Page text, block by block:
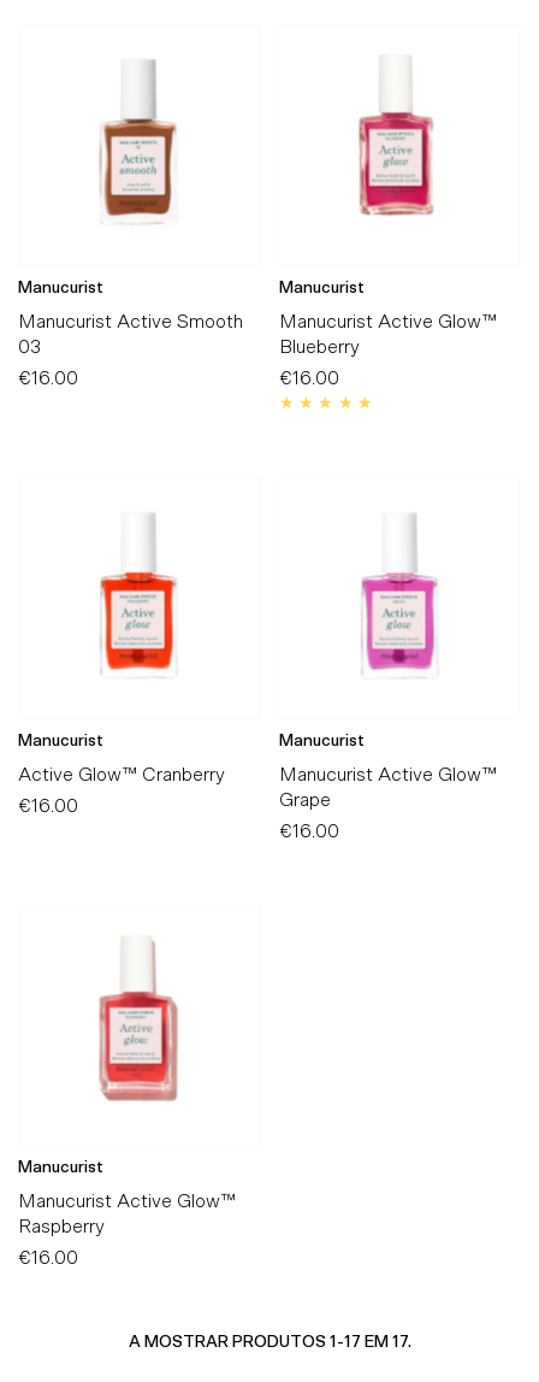
Manucurist
Manucurist Active Smooth
03
Preço
€16.00
Manucurist
Manucurist Active Glow™
Blueberry
Preço
Normal
€16.00
Manucurist
Active Glow™ Cranberry
Preço
€16.00
Manucurist
Manucurist Active Glow™
Grape
Preço
€16.00
Manucurist
Manucurist Active Glow™
Raspberry
Preço
€16.00
A MOSTRAR PRODUTOS 1-17 EM 17.